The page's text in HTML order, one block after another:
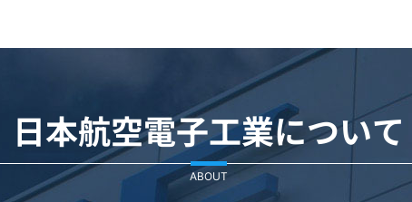
日本航空電子工業について
ABOUT